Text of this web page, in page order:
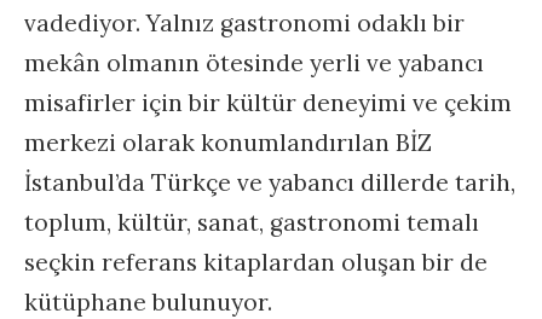
vadediyor. Yalnız gastronomi odaklı bir
mekân olmanın ötesinde yerli ve yabancı
misafirler için bir kültür deneyimi ve çekim
merkezi olarak konumlandırılan BİZ
İstanbul’da Türkçe ve yabancı dillerde tarih,
toplum, kültür, sanat, gastronomi temalı
seçkin referans kitaplardan oluşan bir de
kütüphane bulunuyor.